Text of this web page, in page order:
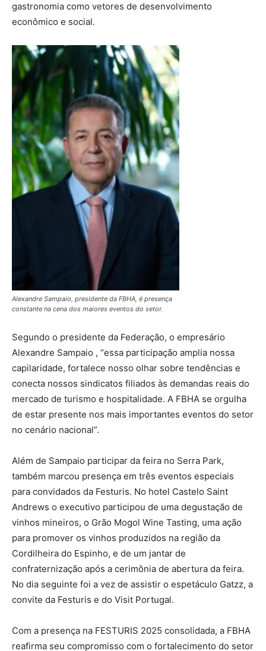
gastronomia como vetores de desenvolvimento
econômico e social.
Alexandre Sampaio, presidente da FBHA, é presença
constante na cena dos maiores eventos do setor.
Segundo o presidente da Federação, o empresário
Alexandre Sampaio , “essa participação amplia nossa
capilaridade, fortalece nosso olhar sobre tendências e
conecta nossos sindicatos filiados às demandas reais do
mercado de turismo e hospitalidade. A FBHA se orgulha
de estar presente nos mais importantes eventos do setor
no cenário nacional”.
Além de Sampaio participar da feira no Serra Park,
também marcou presença em três eventos especiais
para convidados da Festuris. No hotel Castelo Saint
Andrews o executivo participou de uma degustação de
vinhos mineiros, o Grão Mogol Wine Tasting, uma ação
para promover os vinhos produzidos na região da
Cordilheira do Espinho, e de um jantar de
confraternização após a cerimônia de abertura da feira.
No dia seguinte foi a vez de assistir o espetáculo Gatzz, a
convite da Festuris e do Visit Portugal.
Com a presença na FESTURIS 2025 consolidada, a FBHA
reafirma seu compromisso com o fortalecimento do setor